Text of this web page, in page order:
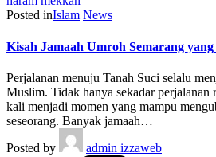
Posted inIslam News
Kisah Jamaah Umroh Semarang
Perjalanan menuju Tanah Suci selalu
Muslim. Tidak hanya sekadar perjalanan
kali menjadi momen yang mampu
seseorang. Banyak jamaah…
Posted by
admin izzaweb